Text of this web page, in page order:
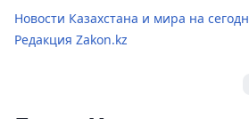
Новости Казахстана и мира на
Редакция Zakon.kz